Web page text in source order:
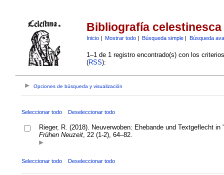
Bibliografía celestinesca
Inicio| Mostrar todo| Búsqueda simple| Búsqueda
1–1 de 1 registro encontrado(s) con los
(RSS):
Opciones de búsqueda y visualización
Seleccionar todo Deseleccionar todo
Rieger, R. (2018). Neuverwoben: Ehebande und Textgeflecht
Frühen Neuzeit, 22 (1-2), 64–82.
Seleccionar todo Deseleccionar todo